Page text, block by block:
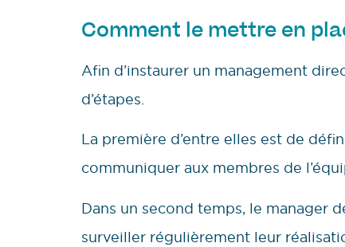
Comment le mettre en
Afin d’instaurer un management
d’étapes.
La première d’entre elles est de
communiquer aux membres de
Dans un second temps, le manager
surveiller régulièrement leur